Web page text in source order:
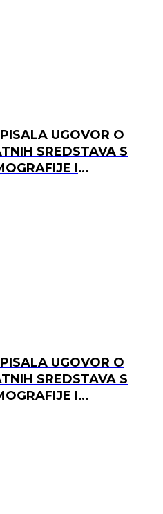
UGOVOR O
SREDSTAVA S
I
IGRALIŠTA U
UGOVOR O
SREDSTAVA S
I
IGRALIŠTA U DV
POZORCU